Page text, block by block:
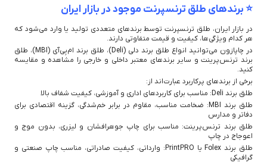
⭐ برندهای طلق ترنسپرنت موجود در بازار ایران
در بازار ایران، طلق ترنسپرنت توسط برندهای متعددی تولید یا وارد می‌شود که
هر کدام ویژگی‌ها، کیفیت و قیمت متفاوتی دارند.
در چاپازون می‌توانید انواع طلق برند دلی (Deli)، طلق برند ام‌بِی‌آی (MBI)، طلق
برند ترنس‌پرینت و سایر برندهای معتبر داخلی و خارجی را مشاهده و مقایسه
کنید.
برخی از برندهای پرکاربرد عبارت‌اند از:
طلق برند Deli: مناسب برای کاربردهای اداری و آموزشی، کیفیت شفاف بالا
طلق برند MBI: ضخامت مناسب، مقاوم در برابر خم‌شدگی، گزینه اقتصادی برای
دفاتر و مدارس
طلق برند ترنس‌پرینت: مناسب برای چاپ جوهرافشان و لیزری، بدون موج و
اعوجاج در چاپ
طلق برند Folex یا PrintPRO: وارداتی، کیفیت صادراتی، مناسب چاپ صنعتی و
گرافیکی